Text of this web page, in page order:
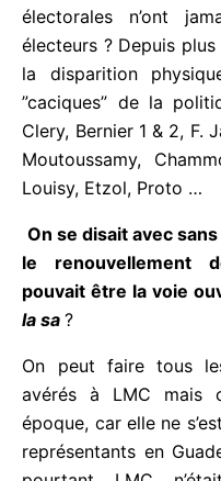
“changement”, il
suivre le chemin
comment expliquer
électorales n’ont
électeurs ? Depuis
avec la disparition
derniers ”caciques”
H.Bangou,
Larifla, Gillot, Louisy,
On se disait avec
pouvait être la voie
o la sa
On peut faire tous les